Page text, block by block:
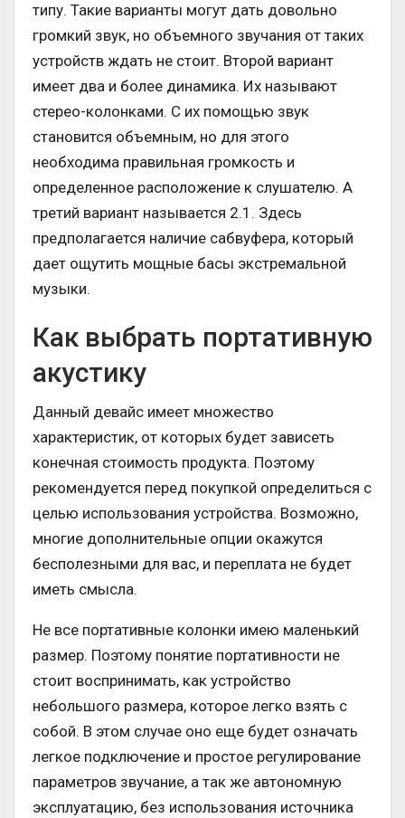
типу. Такие варианты могут дать довольно
громкий звук, но объемного звучания от таких
устройств ждать не стоит. Второй вариант
имеет два и более динамика. Их называют
стерео-колонками. С их помощью звук
становится объемным, но для этого
необходима правильная громкость и
определенное расположение к слушателю. А
третий вариант называется 2.1. Здесь
предполагается наличие сабвуфера, который
дает ощутить мощные басы экстремальной
музыки.
Как выбрать портативную
акустику
Данный девайс имеет множество
характеристик, от которых будет зависеть
конечная стоимость продукта. Поэтому
рекомендуется перед покупкой определиться с
целью использования устройства. Возможно,
многие дополнительные опции окажутся
бесполезными для вас, и переплата не будет
иметь смысла.
Не все портативные колонки имею маленький
размер. Поэтому понятие портативности не
стоит воспринимать, как устройство
небольшого размера, которое легко взять с
собой. В этом случае оно еще будет означать
легкое подключение и простое регулирование
параметров звучание, а так же автономную
эксплуатацию, без использования источника